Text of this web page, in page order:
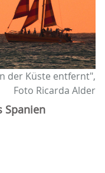
der Küste entfernt",
Foto Ricarda Alder
Spanien